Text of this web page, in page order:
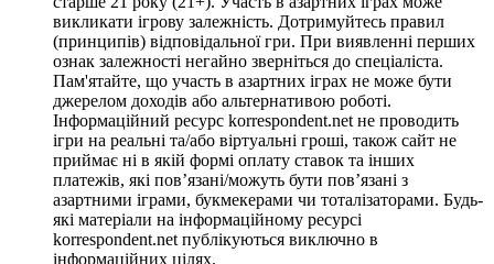
викликати ігрову залежність. Дотримуйтесь правил
(принципів) відповідальної гри. При виявленні перших
ознак залежності негайно зверніться до спеціаліста.
Пам'ятайте, що участь в азартних іграх не може бути
джерелом доходів або альтернативою роботі.
Інформаційний ресурс korrespondent.net не проводить
ігри на реальні та/або віртуальні гроші, також сайт не
приймає ні в якій формі оплату ставок та інших
платежів, які пов’язані/можуть бути пов’язані з
азартними іграми, букмекерами чи тоталізаторами. Будь-
які матеріали на інформаційному ресурсі
korrespondent.net публікуються виключно в
інформаційних цілях.